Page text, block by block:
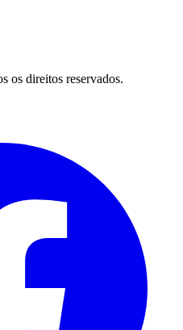
os direitos reservados.